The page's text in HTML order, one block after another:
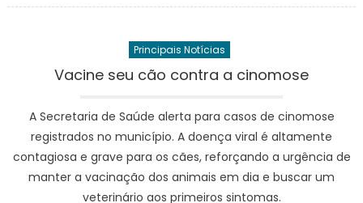
Principais Notícias
Vacine seu cão contra a cinomose
A Secretaria de Saúde alerta para casos de cinomose
registrados no município. A doença viral é altamente
contagiosa e grave para os cães, reforçando a urgência de
manter a vacinação dos animais em dia e buscar um
veterinário aos primeiros sintomas.